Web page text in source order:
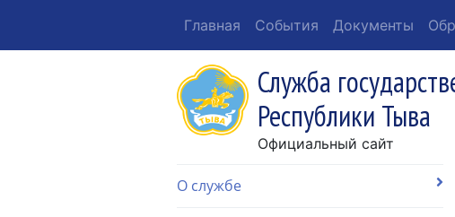
Главная События Документы
Служба
Республики Тыва
Официальный сайт
О службе